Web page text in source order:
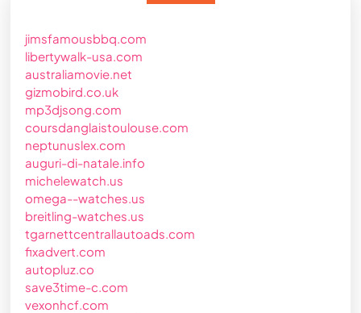
jimsfamousbbq.com
libertywalk-usa.com
australiamovie.net
gizmobird.co.uk
mp3djsong.com
coursdanglaistoulouse.com
neptunuslex.com
auguri-di-natale.info
michelewatch.us
omega--watches.us
breitling-watches.us
tgarnettcentrallautoads.com
fixadvert.com
autopluz.co
save3time-c.com
vexonhcf.com